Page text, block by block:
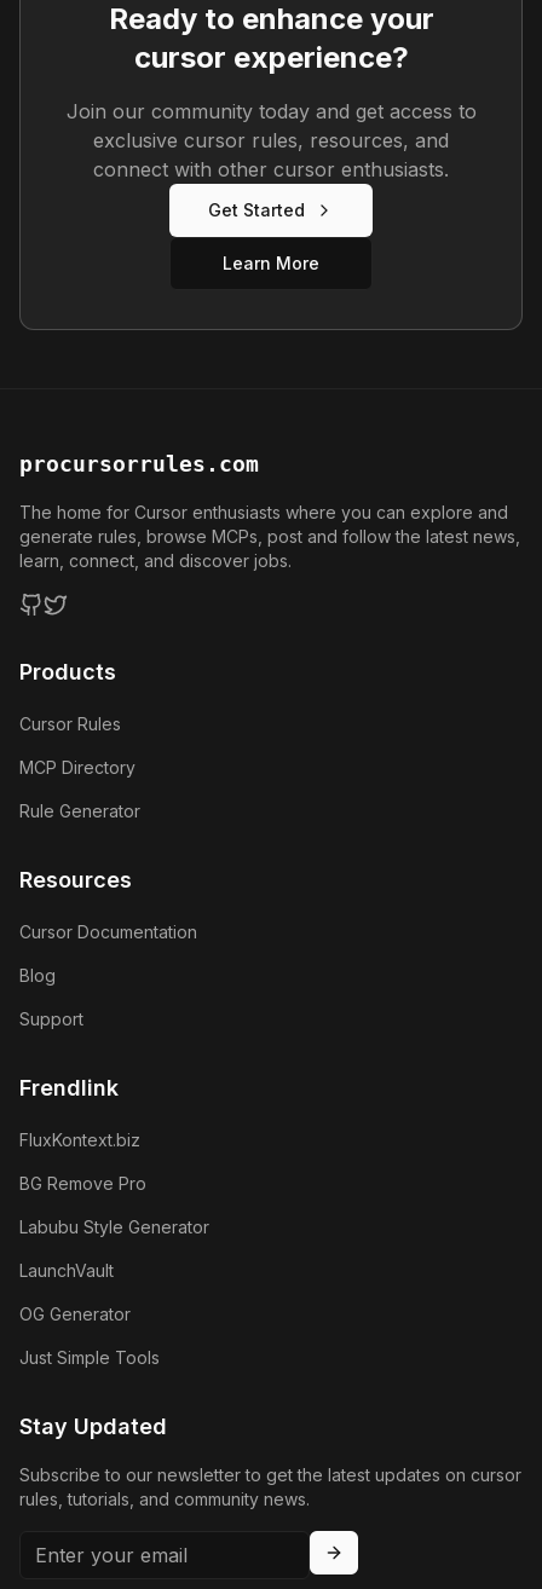
Ready to enhance your
cursor experience?
Join our community today and get access to
exclusive cursor rules, resources, and
connect with other cursor enthusiasts.
Get Started
Learn More
procursorrules.com
The home for Cursor enthusiasts where you can explore and
generate rules, browse MCPs, post and follow the latest news,
learn, connect, and discover jobs.
Products
Cursor Rules
MCP Directory
Rule Generator
Resources
Cursor Documentation
Blog
Support
Frendlink
FluxKontext.biz
BG Remove Pro
Labubu Style Generator
LaunchVault
OG Generator
Just Simple Tools
Stay Updated
Subscribe to our newsletter to get the latest updates on cursor
rules, tutorials, and community news.